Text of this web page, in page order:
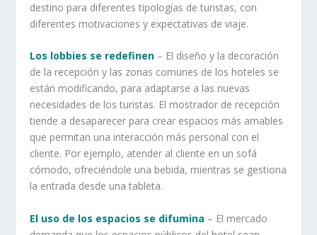
destino para diferentes tipologías de turistas, con
diferentes motivaciones y expectativas de viaje.
Los lobbies se redefinen – El diseño y la decoración
de la recepción y las zonas comunes de los hoteles se
están modificando, para adaptarse a las nuevas
necesidades de los turistas. El mostrador de recepción
tiende a desaparecer para crear espacios más amables
que permitan una interacción más personal con el
cliente. Por ejemplo, atender al cliente en un sofá
cómodo, ofreciéndole una bebida, mientras se gestiona
la entrada desde una tableta.
El uso de los espacios se difumina – El mercado